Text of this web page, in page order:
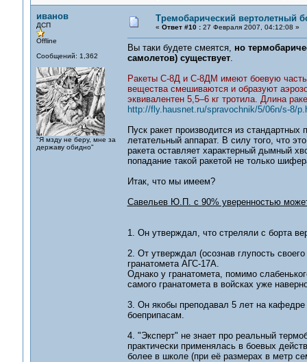
иванов
ДСП
Offline
Сообщений: 1,362
"Я мзду не беру, мне за
державу обидно"
Тремобарический вертолетный
« Ответ #10 :27 Февраля 2007, 04:12:08 »
Вы таки будете смеятся, но
самолетов) существует.
Ракеты С-8Д и С-8ДМ имеют боевую
вещества смешиваются и образуют
эквивалентен 5,5–6 кг тротила. Длина
http://fly.hausnet.ru/spravochnik/5/06n/s-8/
Пуск ракет производится из
летательный аппарат. В силу того, что
ракета оставляет характерный дымный
попадание такой ракетой не только
Итак, что мы имеем?
Савельев Ю.П. с 90% уверенностью
1. Он утверждал, что стреляли с борта
2. От утверждал (осознав глупость
гранатомета АГС-17А.
Однако у гранатомета, помимо
самого гранатомета в войсках уже
3. Он якобы преподавал 5 лет на кафедре
боеприпасам.
4. "Эксперт" не знает про реальный
практически применялась в боевых
более в школе (при её размерах в метр